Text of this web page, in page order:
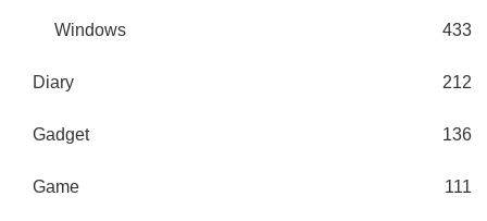
Windows 433
Diary 212
Gadget 136
Game 111